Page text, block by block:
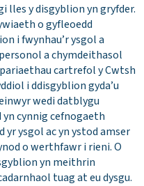
lles y disgyblion yn gryfder.
o gyfleoedd
i fwynhau’r ysgol a
a chymdeithasol
cartrefol y Cwtsh
i ddisgyblion gyda’u
wedi datblygu
yn cynnig cefnogaeth
ysgol ac yn ystod amser
o werthfawr i rieni. O
yn meithrin
tuag at eu dysgu.